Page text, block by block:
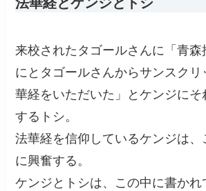
来校されたタゴールさんに「青
にとタゴールさんからサンスク
華経をいただいた」とケンジにそ
するトシ。
法華経を信仰しているケンジは、
に興奮する。
ケンジとトシは、この中に書かれ